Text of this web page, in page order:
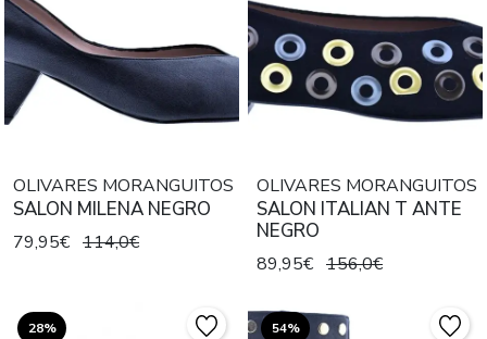
OLIVARES MORANGUITOS
SALON MILENA NEGRO
79,95€ 114,0€
OLIVARES MORANGUITOS
SALON ITALIAN T ANTE
NEGRO
89,95€ 156,0€
28% 54%